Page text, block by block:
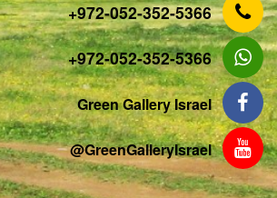
‎+972-052-352-5366
‎+972-052-352-5366
Green Gallery Israel
‎@GreenGalleryIsrael